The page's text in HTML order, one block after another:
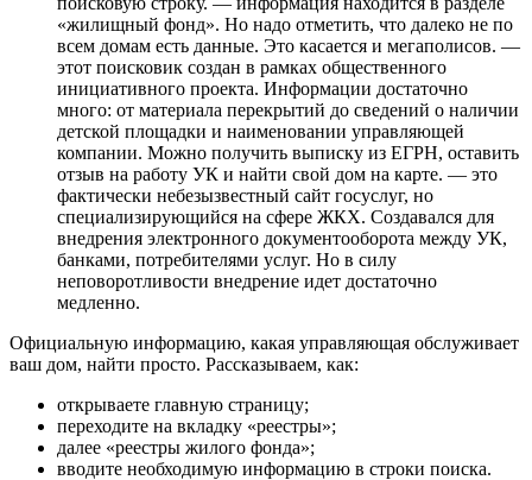
«жилищный фонд». Но надо отметить, что далеко не по
всем домам есть данные. Это касается и мегаполисов. —
этот поисковик создан в рамках общественного
инициативного проекта. Информации достаточно
много: от материала перекрытий до сведений о наличии
детской площадки и наименовании управляющей
компании. Можно получить выписку из ЕГРН, оставить
отзыв на работу УК и найти свой дом на карте. — это
фактически небезызвестный сайт госуслуг, но
специализирующийся на сфере ЖКХ. Создавался для
внедрения электронного документооборота между УК,
банками, потребителями услуг. Но в силу
неповоротливости внедрение идет достаточно
медленно.
Официальную информацию, какая управляющая обслуживает
ваш дом, найти просто. Рассказываем, как:
открываете главную страницу;
переходите на вкладку «реестры»;
далее «реестры жилого фонда»;
вводите необходимую информацию в строки поиска.